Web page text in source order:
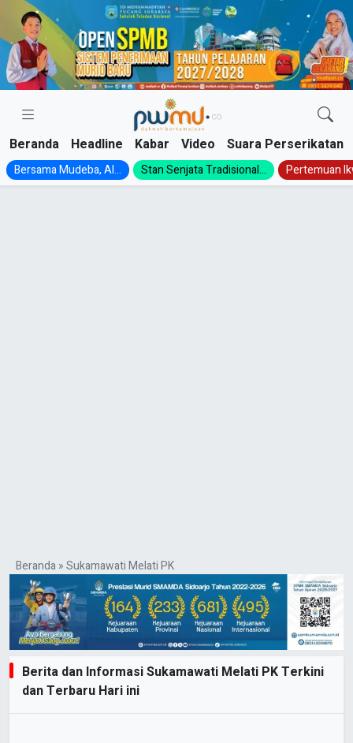
Skip
content
Beranda Headline Kabar Video Suara Perserikatan
Bersama Mudeba, Al... Stan Senjata Tradisional... Pertemuan
Beranda»Sukamawati Melati PK
Berita dan Informasi Sukamawati Melati PK Terkini
dan Terbaru Hari ini